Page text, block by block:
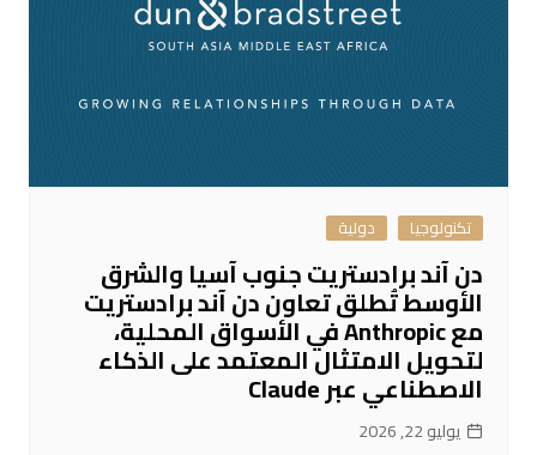
تكنولوجيا دولية
دن آند برادستريت جنوب آسيا والشرق
الأوسط تُطلق تعاون دن آند برادستريت
مع Anthropic في الأسواق المحلية،
لتحويل الامتثال المعتمد على الذكاء
الاصطناعي عبر Claude
يوليو 22, 2026